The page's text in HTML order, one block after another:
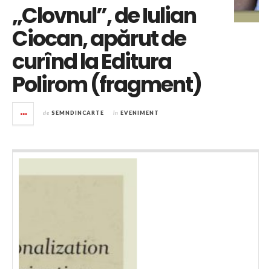
„Clovnul”, de Iulian
Ciocan, apărut de
curînd la Editura
Polirom (fragment)
de SEMNDINCARTE în EVENIMENT